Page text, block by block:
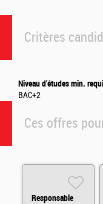
Critères
Niveau d'études min.
BAC+2
Ces offres
Responsable